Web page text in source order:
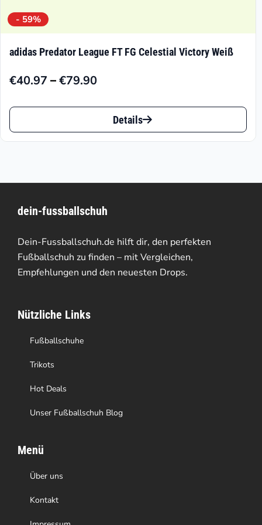
- 59%
adidas Predator League FT FG Celestial Victory Weiß
€40.97 –€79.90
Preisspanne:
€40.97
€79.90
Dieses
Produkt
auf.
Die
Optionen
können
der
Produktseite
gewählt
werden
Details
dein-fussballschuh
Dein-Fussballschuh.de hilft dir, den perfekten
Fußballschuh zu finden – mit Vergleichen,
Empfehlungen und den neuesten Drops.
Nützliche Links
Fußballschuhe
Trikots
Hot Deals
Unser Fußballschuh Blog
Menü
Über uns
Kontakt